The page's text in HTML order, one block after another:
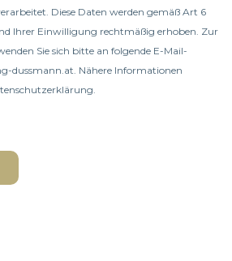
Diese Daten werden gemäß Art 6
Ihrer Einwilligung rechtmäßig erhoben. Zur
Sie sich bitte an folgende E-Mail-
dussmann.at. Nähere Informationen
.